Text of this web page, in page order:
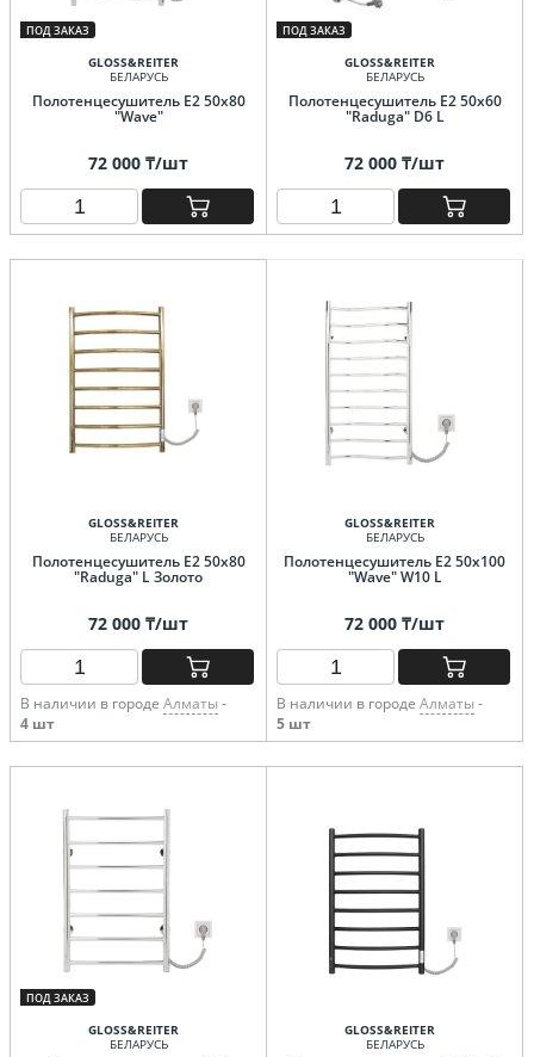
ПОД ЗАКАЗ
GLOSS&REITER
БЕЛАРУСЬ
Полотенцесушитель E2 50х80
"Wave"
72 000 ₸/шт
ПОД ЗАКАЗ
GLOSS&REITER
БЕЛАРУСЬ
Полотенцесушитель E2 50x60
"Raduga" D6 L
72 000 ₸/шт
GLOSS&REITER
БЕЛАРУСЬ
Полотенцесушитель E2 50х80
"Raduga" L Золото
72 000 ₸/шт
В наличии в городе Алматы -
4 шт
GLOSS&REITER
БЕЛАРУСЬ
Полотенцесушитель E2 50x100
"Wave" W10 L
72 000 ₸/шт
В наличии в городе Алматы -
5 шт
ПОД ЗАКАЗ
GLOSS&REITER
БЕЛАРУСЬ
GLOSS&REITER
БЕЛАРУСЬ